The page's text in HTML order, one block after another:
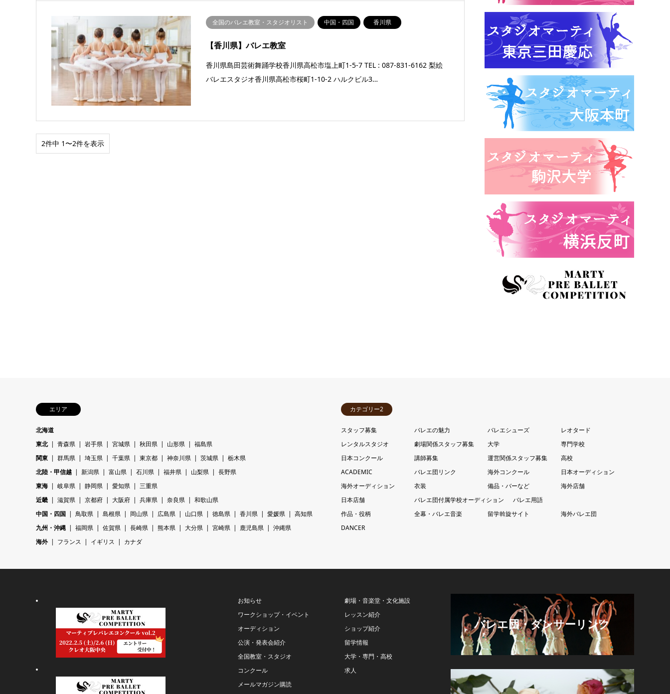
全国のバレエ教室・スタジオリスト 中国・四国 香川県
【香川県】バレエ教室
香川県島田芸術舞踊学校香川県高松市塩上町1-5-7 TEL : 087-831-6162 梨絵
バレエスタジオ香川県高松市桜町1-10-2 ハルクビル3…
2件中 1〜2件を表示
エリア
北海道
東北
青森県 岩手県 宮城県 秋田県 山形県
福島県
関東
群馬県 埼玉県 千葉県 東京都 神奈川県 茨城県
栃木県
北陸・甲信越
新潟県 富山県 石川県 福井県 山梨県
長野県
東海
岐阜県 静岡県 愛知県
三重県
近畿
滋賀県 京都府 大阪府 兵庫県 奈良県
和歌山県
中国・四国
鳥取県 島根県 岡山県 広島県 山口県 徳島県 香川県 愛媛県
高知県
九州・沖縄
福岡県 佐賀県 長崎県 熊本県 大分県 宮崎県 鹿児島県
沖縄県
海外
フランス イギリス カナダ
カテゴリー2
スタッフ募集 バレエの魅力 バレエシューズ
レオタード
レンタルスタジオ
劇場関係スタッフ募集 大学
専門学校
日本コンクール
講師募集 運営関係スタッフ募集
高校
ACADEMIC
バレエ団リンク 海外コンクール
日本オーディション
海外オーディション
衣装 備品・バーなど
海外店舗
日本店舗
バレエ団付属学校オーディション
バレエ用語
作品・役柄
全幕・バレエ音楽 留学斡旋サイト
海外バレエ団
DANCER
お知らせ
ワークショップ・イベント
オーディション
公演・発表会紹介
全国教室・スタジオ
コンクール
メールマガジン購読
劇場・音楽堂・文化施設
レッスン紹介
ショップ紹介
留学情報
大学・専門・高校
求人
バレエ団・ダンサーリンク